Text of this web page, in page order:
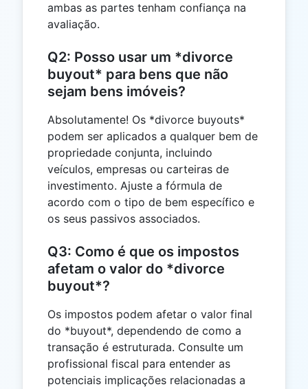
ambas as partes tenham confiança na
avaliação.
Q2: Posso usar um *divorce
buyout* para bens que não
sejam bens imóveis?
Absolutamente! Os *divorce buyouts*
podem ser aplicados a qualquer bem de
propriedade conjunta, incluindo
veículos, empresas ou carteiras de
investimento. Ajuste a fórmula de
acordo com o tipo de bem específico e
os seus passivos associados.
Q3: Como é que os impostos
afetam o valor do *divorce
buyout*?
Os impostos podem afetar o valor final
do *buyout*, dependendo de como a
transação é estruturada. Consulte um
profissional fiscal para entender as
potenciais implicações relacionadas a